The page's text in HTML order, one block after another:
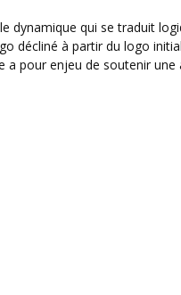
décliné à partir du logo
a pour enjeu de soutenir